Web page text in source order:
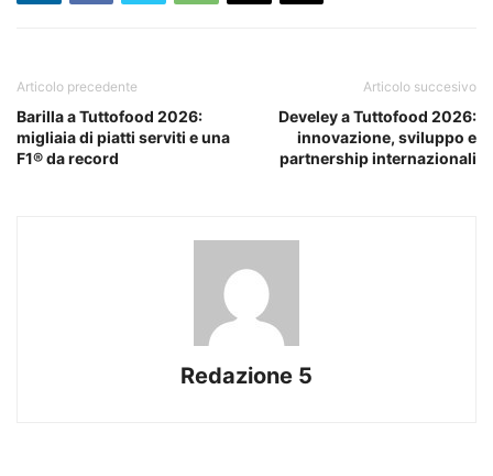
Articolo precedente
Barilla a Tuttofood 2026:
migliaia di piatti serviti e una
F1® da record
Articolo succesivo
Develey a Tuttofood 2026:
innovazione, sviluppo e
partnership internazionali
Redazione 5